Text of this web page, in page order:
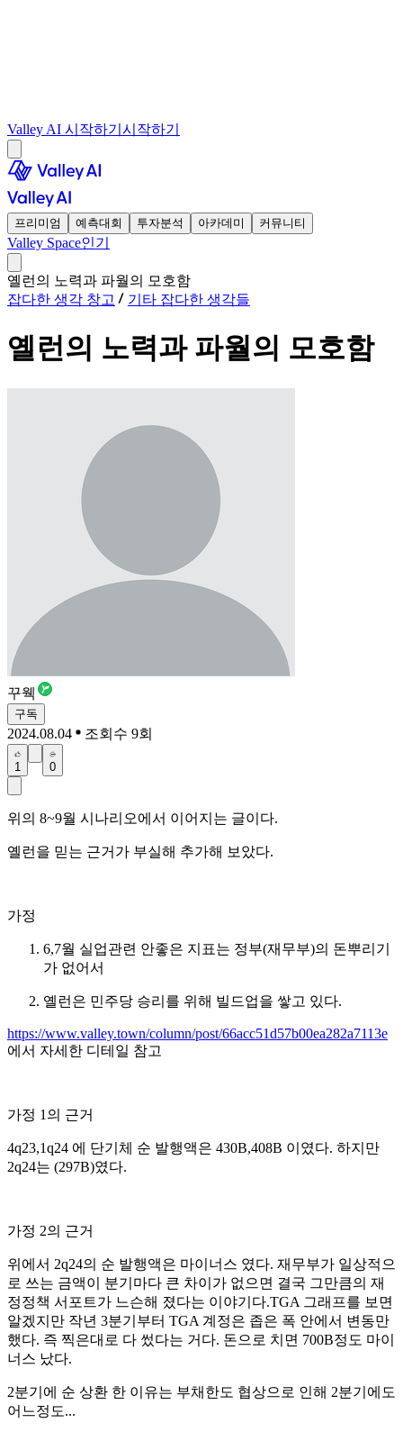
Valley AI 시작하기 시작하기
프리미엄 예측대회 투자분석 아카데미 커뮤니티
Valley Space인기
옐런의 노력과 파월의 모호함
잡다한 생각 창고
기타 잡다한 생각들
옐런의 노력과 파월의 모호함
꾸웩
구독
2024.08.04 조회수 9회
1 0
위의 8~9월 시나리오에서 이어지는 글이다.
옐런을 믿는 근거가 부실해 추가해 보았다.
가정
6,7월 실업관련 안좋은 지표는 정부(재무부)의 돈뿌리기
가 없어서
옐런은 민주당 승리를 위해 빌드업을 쌓고 있다.
https://www.valley.town/column/post/66acc51d57b00ea282a7113e
에서 자세한 디테일 참고
가정 1의 근거
4q23,1q24 에 단기체 순 발행액은 430B,408B 이였다. 하지만
2q24는 (297B)였다.
가정 2의 근거
위에서 2q24의 순 발행액은 마이너스 였다. 재무부가 일상적으
로 쓰는 금액이 분기마다 큰 차이가 없으면 결국 그만큼의 재
정정책 서포트가 느슨해 졌다는 이야기다.TGA 그래프를 보면
알겠지만 작년 3분기부터 TGA 계정은 좁은 폭 안에서 변동만
했다. 즉 찍은대로 다 썼다는 거다. 돈으로 치면 700B정도 마이
너스 났다.
2분기에 순 상환 한 이유는 부채한도 협상으로 인해 2분기에도
어느정도...